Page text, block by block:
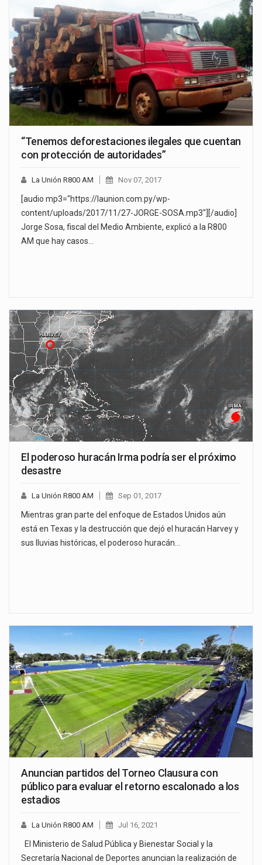
“Tenemos deforestaciones ilegales que cuentan
con protección de autoridades”
La Unión R800 AM Nov 07, 2017
[audio mp3="https://launion.com.py/wp-
content/uploads/2017/11/27-JORGE-SOSA.mp3"][/audio]
Jorge Sosa, fiscal del Medio Ambiente, explicó a la R800
AM que hay casos…
El poderoso huracán Irma podría ser el próximo
desastre
La Unión R800 AM Sep 01, 2017
Mientras gran parte del enfoque de Estados Unidos aún
está en Texas y la destrucción que dejó el huracán Harvey y
sus lluvias históricas, el poderoso huracán…
Anuncian partidos del Torneo Clausura con
público para evaluar el retorno escalonado a los
estadios
La Unión R800 AM Jul 16, 2021
El Ministerio de Salud Pública y Bienestar Social y la
Secretaría Nacional de Deportes anuncian la realización de